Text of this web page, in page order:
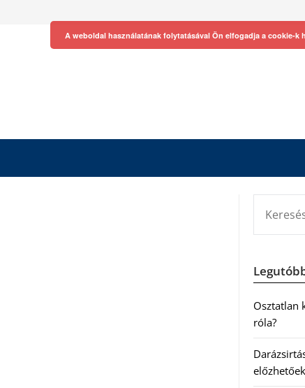
Osztatlan
róla?
A weboldal használatának folytatásával Ön elfogadja a cookie-k